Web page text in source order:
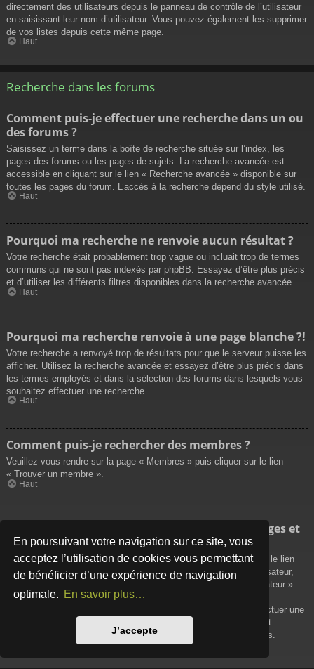
En poursuivant votre navigation sur ce site, vous
acceptez l’utilisation de cookies vous permettant
de bénéficier d’une expérience de navigation
optimale. En savoir plus…
J’accepte
directement des utilisateurs depuis le panneau de contrôle de l’utilisateur
en saisissant leur nom d’utilisateur. Vous pouvez également les supprimer
de vos listes depuis cette même page.
Haut
Recherche dans les forums
Comment puis-je effectuer une recherche dans un ou
des forums ?
Saisissez un terme dans la boîte de recherche située sur l’index, les
pages des forums ou les pages de sujets. La recherche avancée est
accessible en cliquant sur le lien « Recherche avancée » disponible sur
toutes les pages du forum. L’accès à la recherche dépend du style utilisé.
Haut
Pourquoi ma recherche ne renvoie aucun résultat ?
Votre recherche était probablement trop vague ou incluait trop de termes
communs qui ne sont pas indexés par phpBB. Essayez d’être plus précis
et d’utiliser les différents filtres disponibles dans la recherche avancée.
Haut
Pourquoi ma recherche renvoie à une page blanche ?!
Votre recherche a renvoyé trop de résultats pour que le serveur puisse les
afficher. Utilisez la recherche avancée et essayez d’être plus précis dans
les termes employés et dans la sélection des forums dans lesquels vous
souhaitez effectuer une recherche.
Haut
Comment puis-je rechercher des membres ?
Veuillez vous rendre sur la page « Membres » puis cliquer sur le lien
« Trouver un membre ».
Haut
Comment puis-je retrouver mes propres messages et
sujets ?
Vos propres messages peuvent être affichés soit en cliquant sur le lien
« Afficher vos messages » dans le panneau de contrôle de l’utilisateur,
soit en cliquant sur le lien « Rechercher les messages de l’utilisateur »
sur la page de votre propre profil ou soit en cliquant sur le menu
« Raccourcis » situé sur la partie supérieure du forum. Pour effectuer une
recherche de vos propres sujets, utilisez la recherche avancée et
remplissez convenablement les options qui vous sont disponibles.